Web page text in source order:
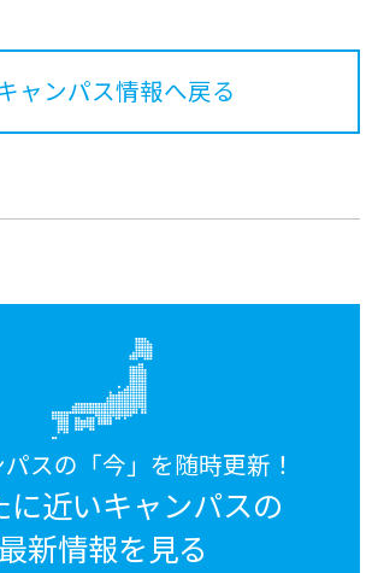
ャンパス情報へ戻る
スの「今」を随時更新！
に近いキャンパスの
最新情報を見る